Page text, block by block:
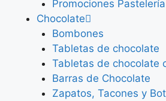
Promociones Pastelería
Chocolate
Bombones
Tabletas de chocolate
Tabletas de chocolate
Barras de Chocolate
Zapatos, Tacones y